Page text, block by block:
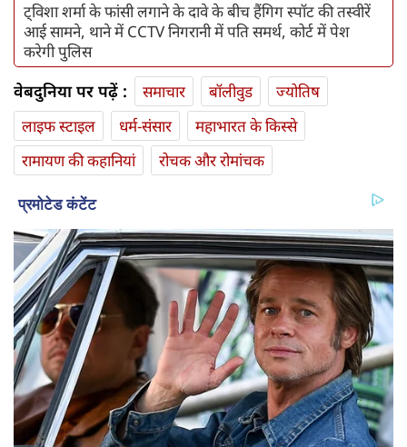
ट्विशा शर्मा के फांसी लगाने के दावे के बीच हैंगिग स्पॉट की तस्वीरें
आई सामने, थाने में CCTV निगरानी में पति समर्थ, कोर्ट में पेश
करेगी पुलिस
वेबदुनिया पर पढ़ें : समाचार बॉलीवुड
ज्योतिष
लाइफ स्‍टाइल
धर्म-संसार
महाभारत के किस्से
रामायण की कहानियां
रोचक और रोमांचक